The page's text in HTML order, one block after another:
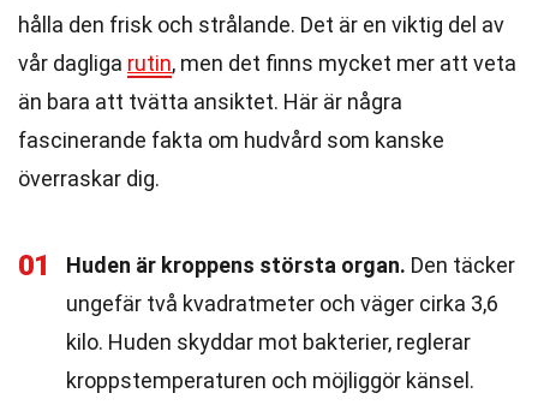
hålla den frisk och strålande. Det är en viktig del av
vår dagliga rutin, men det finns mycket mer att veta
än bara att tvätta ansiktet. Här är några
fascinerande fakta om hudvård som kanske
överraskar dig.
01 Huden är kroppens största organ. Den täcker
ungefär två kvadratmeter och väger cirka 3,6
kilo. Huden skyddar mot bakterier, reglerar
kroppstemperaturen och möjliggör känsel.